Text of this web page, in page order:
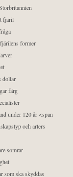
fjäril
former
dollar
färg
under 120 år <span
och arters
somrar
som ska skyddas